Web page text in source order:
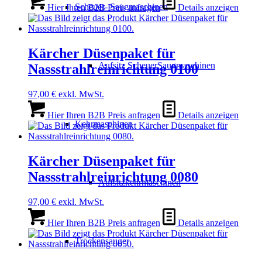
Scheuer- Saugmaschinen
Aufsitz ScheuerSaugmaschinen
Kehrmaschinen
Aufsitzkehrmaschinen
Trockensauger
Hier Ihren B2B Preis anfragen Details anzeigen
Kärcher Düsenpaket für
Nassstrahlreinrichtung 0100
97,00 € exkl. MwSt.
Hier Ihren B2B Preis anfragen Details anzeigen
Kärcher Düsenpaket für
Nassstrahlreinrichtung 0080
97,00 € exkl. MwSt.
Hier Ihren B2B Preis anfragen Details anzeigen